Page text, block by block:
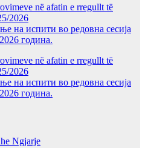
në afatin e rregullt të
2026
испити во редовна сесија
година.
në afatin e rregullt të
2026
испити во редовна сесија
година.
Ngjarje